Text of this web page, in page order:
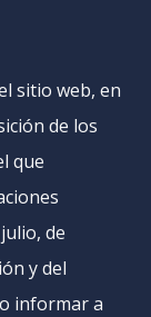
sitio web, en
de los
que
de
y del
informar a